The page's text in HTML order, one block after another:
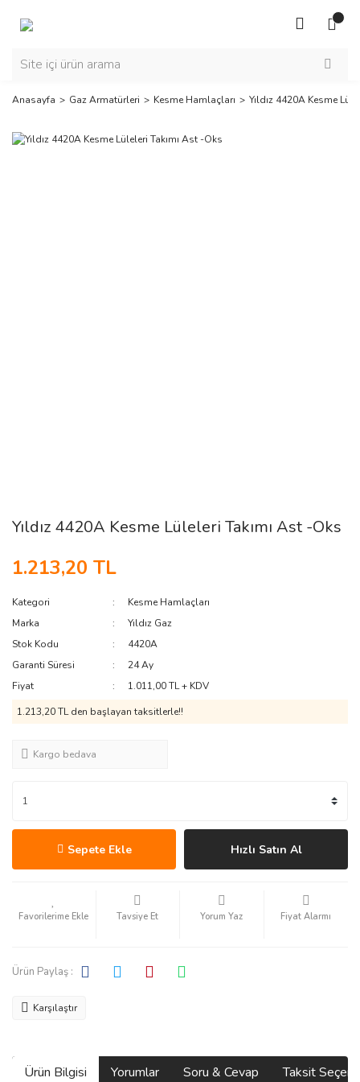
Anasayfa Gaz Armatürleri Kesme Hamlaçları Yıldız 4420A Kesme
Yıldız 4420A Kesme Lüleleri Takımı Ast -Oks
1.213,20 TL
Kategori
Kesme Hamlaçları
Marka
Yıldız Gaz
Stok Kodu
4420A
Garanti Süresi
24 Ay
Fiyat
1.011,00 TL + KDV
1.213,20 TL den başlayan taksitlerle!!
Kargo bedava
Sepete Ekle Hızlı Satın Al
Tavsiye Et Yorum Yaz Fiyat Alarmı
Ürün Paylaş :
Karşılaştır
Ürün Bilgisi Yorumlar Soru & Cevap Taksit